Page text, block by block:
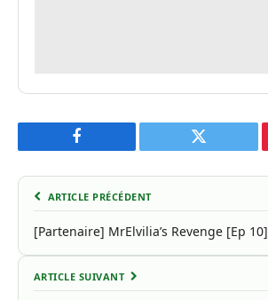
Facebook Twitter
ARTICLE PRÉCÉDENT
[Partenaire] MrElvilia’s Revenge [Ep 10]
ARTICLE SUIVANT